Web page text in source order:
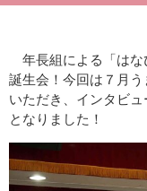
年長組による「はな
誕生会！今回は７月
いただき、インタビ
となりました！